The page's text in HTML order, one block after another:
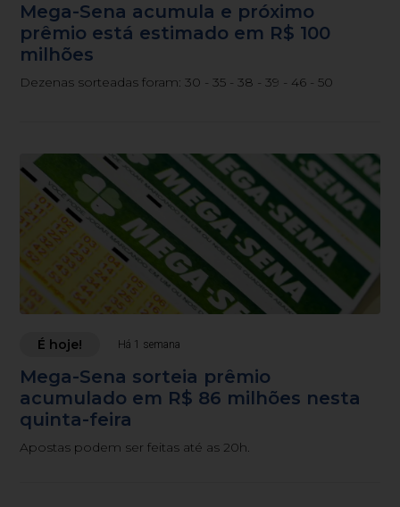
Mega-Sena acumula e próximo
prêmio está estimado em R$ 100
milhões
Dezenas sorteadas foram: 30 - 35 - 38 - 39 - 46 - 50
É hoje! Há 1 semana
Mega-Sena sorteia prêmio
acumulado em R$ 86 milhões nesta
quinta-feira
Apostas podem ser feitas até as 20h.